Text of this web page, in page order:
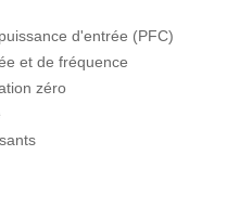
d'entrée (PFC)
et de fréquence
zéro